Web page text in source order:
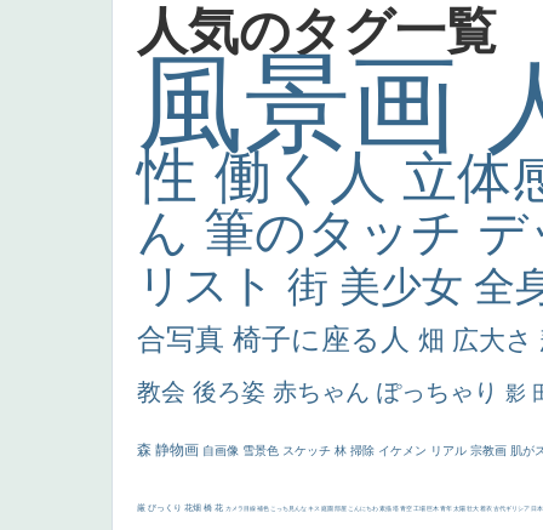
人気のタグ一覧
風景画
性 働く人 立体
ん 筆のタッチ
リスト 街 美少女 全
合写真 椅子に座る人 畑 広大さ
教会 後ろ姿 赤ちゃん ぽっちゃり 影
森 静物画 自画像 雪景色 スケッチ 林 掃除 イケメン リアル 宗教画 肌が
厳 びっくり 花畑 橋 花 カメラ目線 補色 こっち見んな キス 庭園 部屋 こんにちわ 素描 塔 青空 工場 巨木 青年 太陽 壮大 着衣 古代ギリシア 日